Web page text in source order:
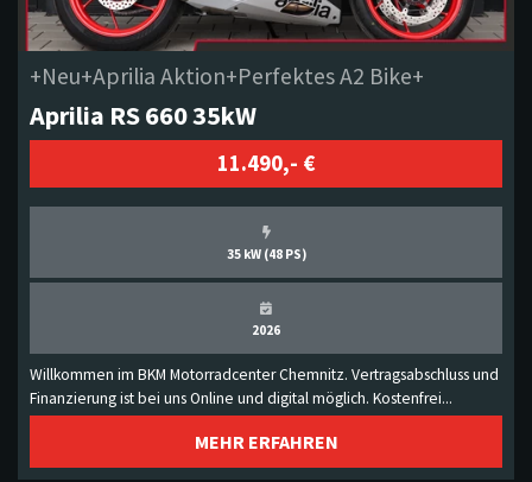
+Neu+Aprilia Aktion+Perfektes A2 Bike+
Aprilia RS 660 35kW
11.490,- €
35 kW (48 PS)
2026
Willkommen im BKM Motorradcenter Chemnitz. Vertragsabschluss und
Finanzierung ist bei uns Online und digital möglich. Kostenfrei...
MEHR ERFAHREN